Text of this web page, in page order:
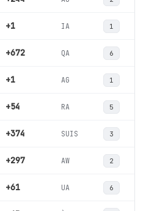
+1 IA 1
+672 QA 6
+1 AG 1
+54 RA 5
+374 SUIS 3
+297 AW 2
+61 UA 6